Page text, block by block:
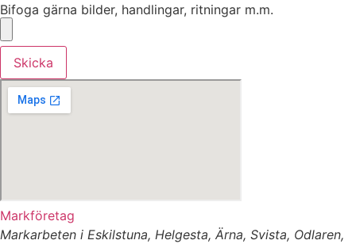
Bifoga gärna bilder, handlingar, ritningar m.m.
Skicka
Markföretag
Markarbeten i Eskilstuna, Helgesta, Ärna, Svista, Odlaren,